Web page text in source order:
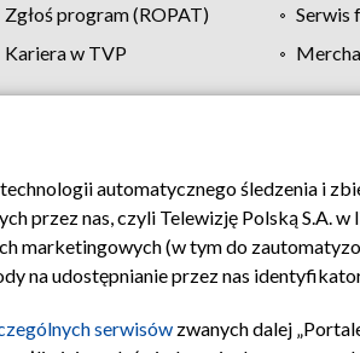
Zgłoś program (ROPAT)
Serwis
Kariera w TVP
Moje zgody Pomoc Biuro
automatycznego śledzenia i
przez nas, czyli Telewizję Polską S.A. w
marketingowych (w tym do
na udostępnianie przez nas
serwisów zwanych dalej